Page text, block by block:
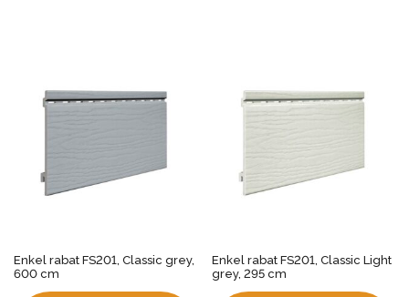
Enkel rabat FS201, Classic grey,
600 cm
Enkel rabat FS201, Classic Light
grey, 295 cm